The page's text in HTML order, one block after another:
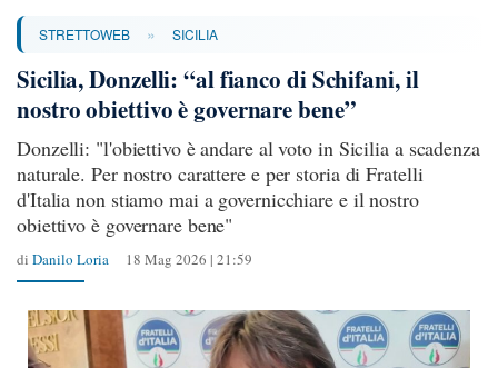
STRETTOWEB » SICILIA
Sicilia, Donzelli: “al fianco di Schifani, il
nostro obiettivo è governare bene”
Donzelli: "l'obiettivo è andare al voto in Sicilia a scadenza
naturale. Per nostro carattere e per storia di Fratelli
d'Italia non stiamo mai a governicchiare e il nostro
obiettivo è governare bene"
di Danilo Loria 18 Mag 2026 | 21:59